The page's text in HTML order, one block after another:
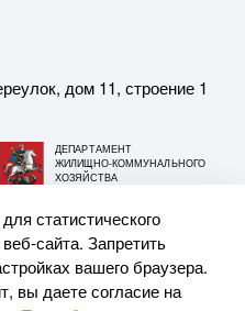
дом 11, строение 1
ДЕПАРТАМЕНТ
ЖИЛИЩНО-КОММУНАЛЬНОГО
ХОЗЯЙСТВА
материалов
статистического
сайта. Запретить
вашего браузера.
вы даете согласие на